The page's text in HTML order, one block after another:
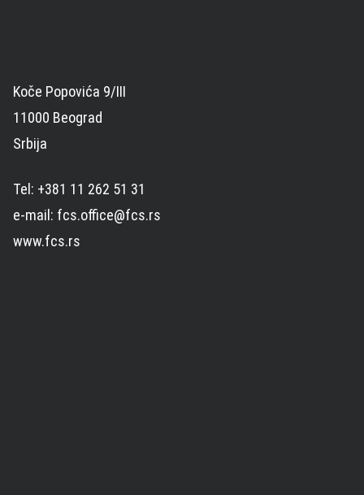
Koče Popovića 9/III
11000 Beograd
Srbija
Tel: +381 11 262 51 31
e-mail: fcs.office@fcs.rs
www.fcs.rs